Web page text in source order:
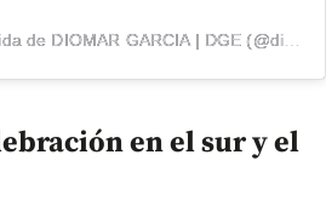
en el sur y el